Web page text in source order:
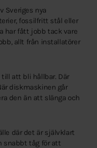
Sveriges nya
fossilfritt stål eller
har fått jobb tack vare
allt från installatörer
att bli hållbar. Där
diskmaskinen går
den än att slänga och
där det är självklart
snabbt tåg för att